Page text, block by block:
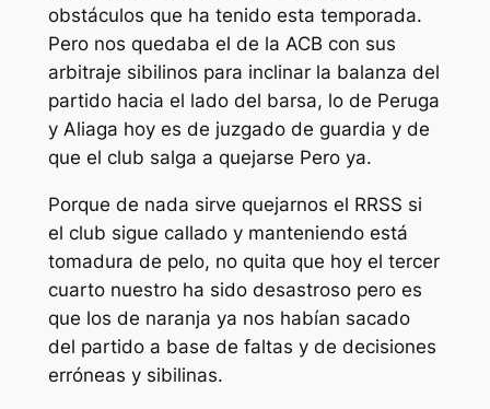
obstáculos que ha tenido esta temporada.
Pero nos quedaba el de la ACB con sus
arbitraje sibilinos para inclinar la balanza del
partido hacia el lado del barsa, lo de Peruga
y Aliaga hoy es de juzgado de guardia y de
que el club salga a quejarse Pero ya.
Porque de nada sirve quejarnos el RRSS si
el club sigue callado y manteniendo está
tomadura de pelo, no quita que hoy el tercer
cuarto nuestro ha sido desastroso pero es
que los de naranja ya nos habían sacado
del partido a base de faltas y de decisiones
erróneas y sibilinas.